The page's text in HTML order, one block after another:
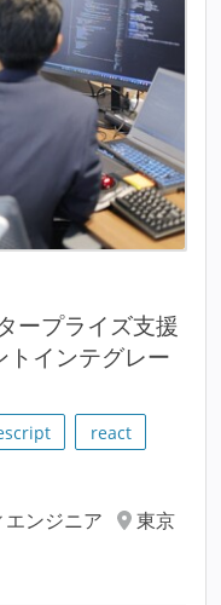
ープライズ支援
トインテグレー
react
ンジニア
東京